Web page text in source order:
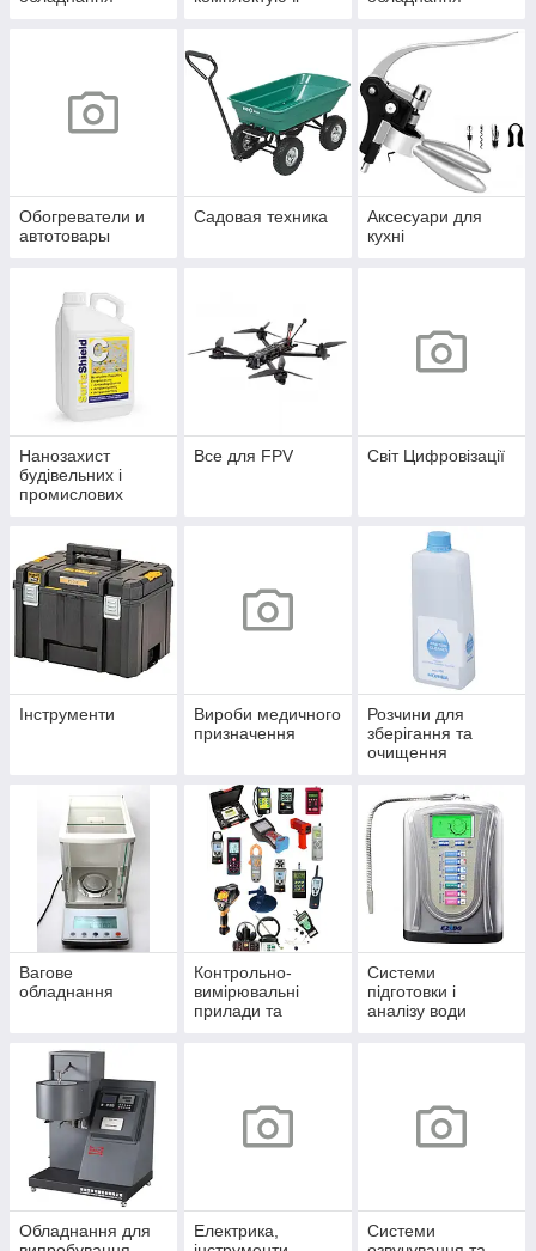
Обогреватели и
автотовары
Садовая техника
Аксесуари для
кухні
Нанозахист
будівельних і
промислових
Все для FPV Світ Цифровізації
Інструменти
Вироби медичного
призначення
Розчини для
зберігання та
очищення
Вагове
обладнання
Контрольно-
вимірювальні
прилади та
Системи
підготовки і
аналізу води
Обладнання для
Електрика,
Системи